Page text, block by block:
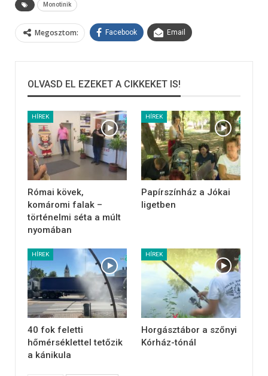
Monotinik
Megosztom: Facebook Email
OLVASD EL EZEKET A CIKKEKET IS!
HÍREK
Római kövek,
komáromi falak –
történelmi séta a múlt
nyomában
HÍREK
Papírszínház a Jókai
ligetben
HÍREK
40 fok feletti
hőmérséklettel tetőzik
a kánikula
HÍREK
Horgásztábor a szőnyi
Kórház-tónál